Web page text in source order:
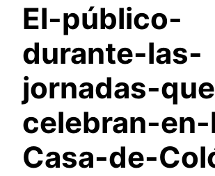
El-público-
durante-las-
jornadas-
celebran-
Casa-de-